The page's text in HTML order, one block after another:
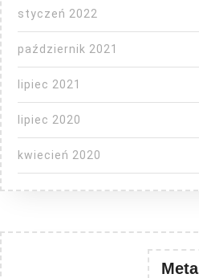
styczeń 2022
październik 2021
lipiec 2021
lipiec 2020
kwiecień 2020
Meta